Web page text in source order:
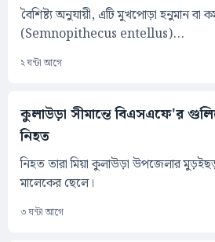
বৈশিষ্ট্য অনুযায়ী, এটি মুখপোড়া হনুমান বা
(Semnopithecus entellus)...
২ ঘন্টা আগে
কুলাউড়া সীমান্তে বিএসএফে'র
নিহত
নিহত তারা মিয়া কুলাউড়া উপজেলার
মালেকের ছেলে।
৩ ঘন্টা আগে